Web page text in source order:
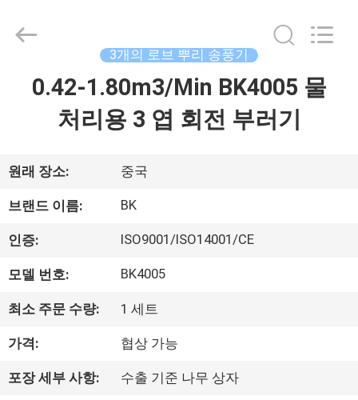
품
동
영
우
리
Machine
(Jiangsu)
3개의 로브 뿌리 송풍기
0.42-1.80m3/Min BK4005 물
처리용 3 엽 회전 부러기
원래 장소: 중국
브랜드 이름: BK
인증: ISO9001/ISO14001/CE
모델 번호: BK4005
최소 주문 수량: 1 세트
가격: 협상 가능
포장 세부 사항: 수출 기준 나무 상자